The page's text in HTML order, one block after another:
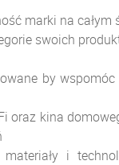
marki na
swoich
by wspomóc
kina
i